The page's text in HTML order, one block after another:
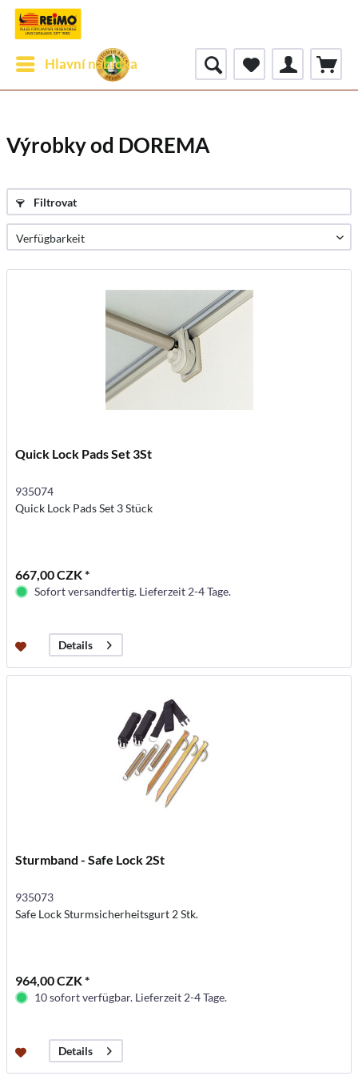
Hlavní nabídka
Výrobky od DOREMA
Filtrovat
Quick Lock Pads Set 3St
935074
Quick Lock Pads Set 3 Stück
667,00 CZK *
Sofort versandfertig. Lieferzeit 2-4 Tage.
Details
Sturmband - Safe Lock 2St
935073
Safe Lock Sturmsicherheitsgurt 2 Stk.
964,00 CZK *
10 sofort verfügbar. Lieferzeit 2-4 Tage.
Details